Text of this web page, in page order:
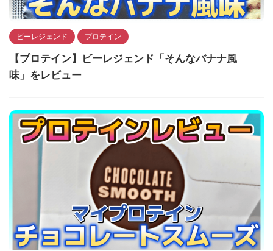
ビーレジェンド プロテイン
【プロテイン】ビーレジェンド「そんなバナナ風
味」をレビュー